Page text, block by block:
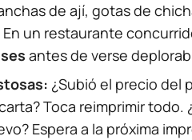
de ají, gotas de
un restaurante
antes de verse
¿Subió el precio del
Toca reimprimir todo.
Espera a la próxima